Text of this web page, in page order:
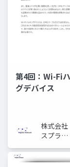
第4回：Wi-Fi
グデバイス
株式会社
スプライ
トワーク